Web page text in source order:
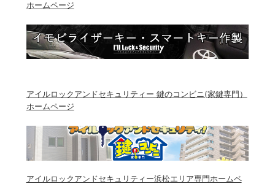
ホームページ
アイルロックアンドセキュリティー 鍵のコンビニ(家鍵専門）
ホームページ
アイルロックアンドセキュリティー浜松エリア専門ホームペ